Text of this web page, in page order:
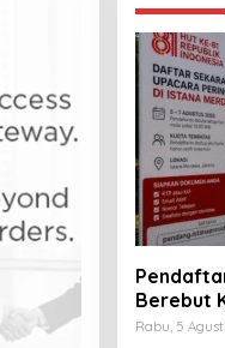
Berebut
Rabu, 5